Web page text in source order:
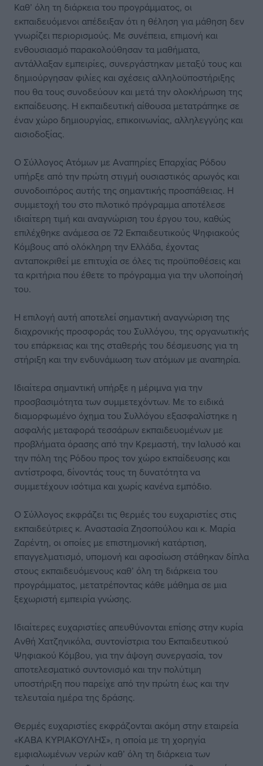
Καθ’ όλη τη διάρκεια του προγράμματος, οι
εκπαιδευόμενοι απέδειξαν ότι η θέληση για μάθηση δεν
γνωρίζει περιορισμούς. Με συνέπεια, επιμονή και
ενθουσιασμό παρακολούθησαν τα μαθήματα,
αντάλλαξαν εμπειρίες, συνεργάστηκαν μεταξύ τους και
δημιούργησαν φιλίες και σχέσεις αλληλοϋποστήριξης
που θα τους συνοδεύουν και μετά την ολοκλήρωση της
εκπαίδευσης. Η εκπαιδευτική αίθουσα μετατράπηκε σε
έναν χώρο δημιουργίας, επικοινωνίας, αλληλεγγύης και
αισιοδοξίας.
Ο Σύλλογος Ατόμων με Αναπηρίες Επαρχίας Ρόδου
υπήρξε από την πρώτη στιγμή ουσιαστικός αρωγός και
συνοδοιπόρος αυτής της σημαντικής προσπάθειας. Η
συμμετοχή του στο πιλοτικό πρόγραμμα αποτέλεσε
ιδιαίτερη τιμή και αναγνώριση του έργου του, καθώς
επιλέχθηκε ανάμεσα σε 72 Εκπαιδευτικούς Ψηφιακούς
Κόμβους από ολόκληρη την Ελλάδα, έχοντας
ανταποκριθεί με επιτυχία σε όλες τις προϋποθέσεις και
τα κριτήρια που έθετε το πρόγραμμα για την υλοποίησή
του.
Η επιλογή αυτή αποτελεί σημαντική αναγνώριση της
διαχρονικής προσφοράς του Συλλόγου, της οργανωτικής
του επάρκειας και της σταθερής του δέσμευσης για τη
στήριξη και την ενδυνάμωση των ατόμων με αναπηρία.
Ιδιαίτερα σημαντική υπήρξε η μέριμνα για την
προσβασιμότητα των συμμετεχόντων. Με το ειδικά
διαμορφωμένο όχημα του Συλλόγου εξασφαλίστηκε η
ασφαλής μεταφορά τεσσάρων εκπαιδευομένων με
προβλήματα όρασης από την Κρεμαστή, την Ιαλυσό και
την πόλη της Ρόδου προς τον χώρο εκπαίδευσης και
αντίστροφα, δίνοντάς τους τη δυνατότητα να
συμμετέχουν ισότιμα και χωρίς κανένα εμπόδιο.
Ο Σύλλογος εκφράζει τις θερμές του ευχαριστίες στις
εκπαιδεύτριες κ. Αναστασία Ζησοπούλου και κ. Μαρία
Ζαρέντη, οι οποίες με επιστημονική κατάρτιση,
επαγγελματισμό, υπομονή και αφοσίωση στάθηκαν δίπλα
στους εκπαιδευόμενους καθ’ όλη τη διάρκεια του
προγράμματος, μετατρέποντας κάθε μάθημα σε μια
ξεχωριστή εμπειρία γνώσης.
Ιδιαίτερες ευχαριστίες απευθύνονται επίσης στην κυρία
Ανθή Χατζηνικόλα, συντονίστρια του Εκπαιδευτικού
Ψηφιακού Κόμβου, για την άψογη συνεργασία, τον
αποτελεσματικό συντονισμό και την πολύτιμη
υποστήριξη που παρείχε από την πρώτη έως και την
τελευταία ημέρα της δράσης.
Θερμές ευχαριστίες εκφράζονται ακόμη στην εταιρεία
«ΚΑΒΑ ΚΥΡΙΑΚΟΥΛΗΣ», η οποία με τη χορηγία
εμφιαλωμένων νερών καθ’ όλη τη διάρκεια των